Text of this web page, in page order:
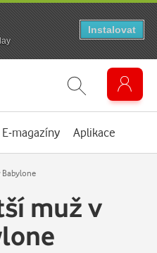
E-magazíny Aplikace
Babylone
muž v
Instalovat